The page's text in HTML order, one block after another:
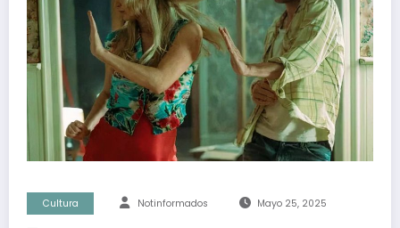
Cultura Notinformados Mayo 25, 2025